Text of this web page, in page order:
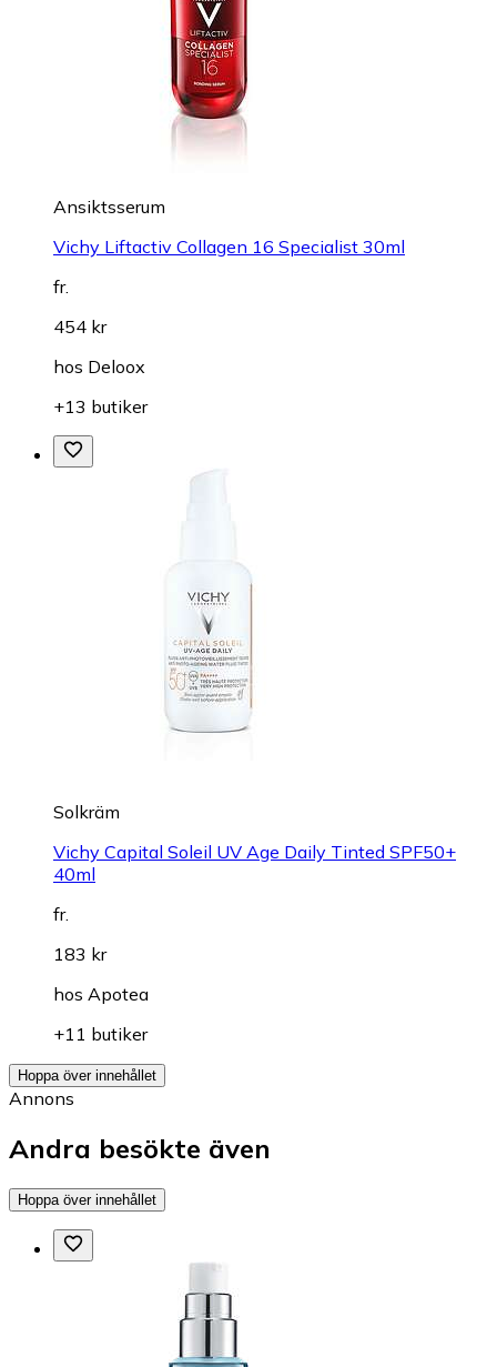
Ansiktsserum
Vichy Liftactiv Collagen 16 Specialist 30ml
fr.
454 kr
hos Deloox
+13 butiker
Solkräm
Vichy Capital Soleil UV Age Daily Tinted SPF50+
40ml
fr.
183 kr
hos Apotea
+11 butiker
Hoppa över innehållet
Annons
Andra besökte även
Hoppa över innehållet